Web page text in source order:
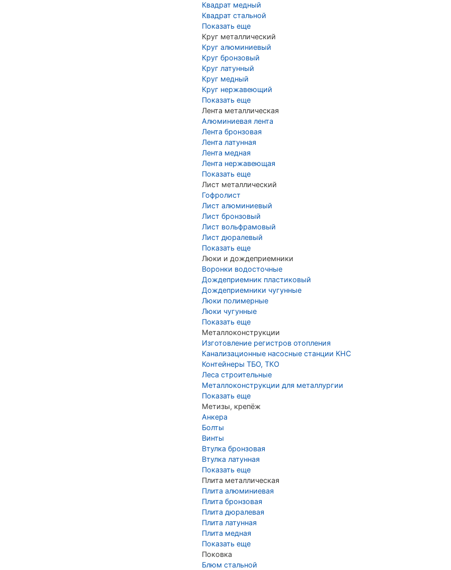
Квадрат медный
Квадрат стальной
Показать еще
Круг металлический
Круг алюминиевый
Круг бронзовый
Круг латунный
Круг медный
Круг нержавеющий
Показать еще
Лента металлическая
Алюминиевая лента
Лента бронзовая
Лента латунная
Лента медная
Лента нержавеющая
Показать еще
Лист металлический
Гофролист
Лист алюминиевый
Лист бронзовый
Лист вольфрамовый
Лист дюралевый
Показать еще
Люки и дождеприемники
Воронки водосточные
Дождеприемник пластиковый
Дождеприемники чугунные
Люки полимерные
Люки чугунные
Показать еще
Металлоконструкции
Изготовление регистров отопления
Канализационные насосные станции КНС
Контейнеры ТБО, ТКО
Леса строительные
Металлоконструкции для металлургии
Показать еще
Метизы, крепёж
Анкера
Болты
Винты
Втулка бронзовая
Втулка латунная
Показать еще
Плита металлическая
Плита алюминиевая
Плита бронзовая
Плита дюралевая
Плита латунная
Плита медная
Показать еще
Поковка
Блюм стальной